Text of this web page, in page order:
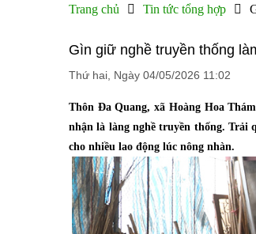
Trang chủ Tin tức tổng hợp
Gìn giữ nghề truyền thống
Thứ hai, Ngày 04/05/2026 11:02
Thôn Đa Quang, xã Hoàng Hoa
nhận là làng nghề truyền thống. Trải
cho nhiều lao động lúc nông nhàn.